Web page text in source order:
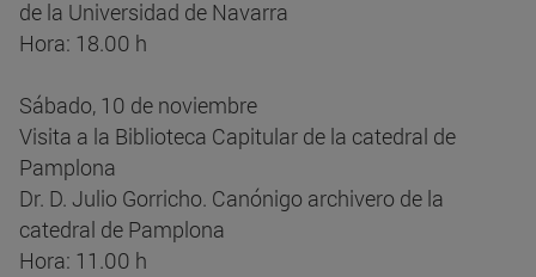
de la Universidad de Navarra
Hora: 18.00 h
Sábado, 10 de noviembre
Visita a la Biblioteca Capitular de la catedral de
Pamplona
Dr. D. Julio Gorricho. Canónigo archivero de la
catedral de Pamplona
Hora: 11.00 h